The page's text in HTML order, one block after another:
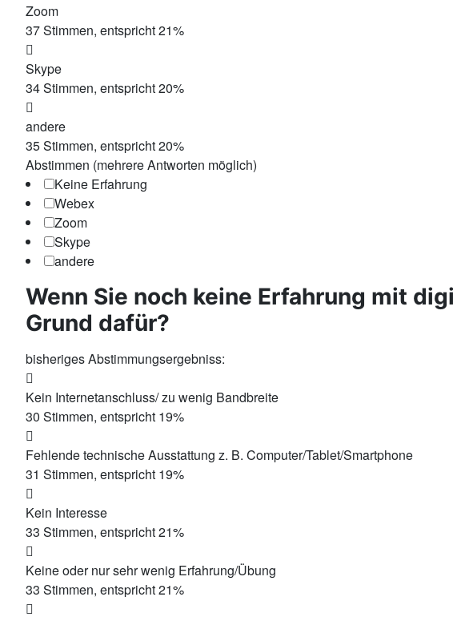
Zoom
37Stimmen, entspricht21%
Skype
34Stimmen, entspricht20%
andere
35Stimmen, entspricht20%
Abstimmen (mehrere Antworten möglich)
Keine Erfahrung
Webex
Zoom
Skype
andere
Wenn Sie noch keine Erfahrung mit
Grund dafür?
bisheriges Abstimmungsergebniss:
Kein Internetanschluss/ zu wenig Bandbreite
30 Stimmen, entspricht 19%
Fehlende technische Ausstattung z. B. Computer/Tablet/Smartphone
31 Stimmen, entspricht 19%
Kein Interesse
33 Stimmen, entspricht21%
Keine oder nur sehr wenig Erfahrung/Übung
33 Stimmen, entspricht21%